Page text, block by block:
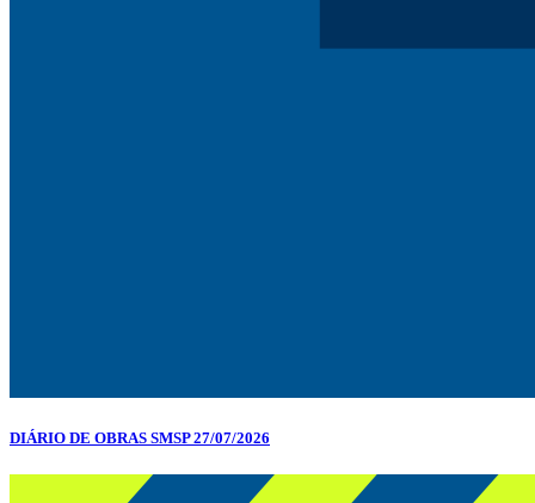
DIÁRIO DE OBRAS SMSP 27/07/2026